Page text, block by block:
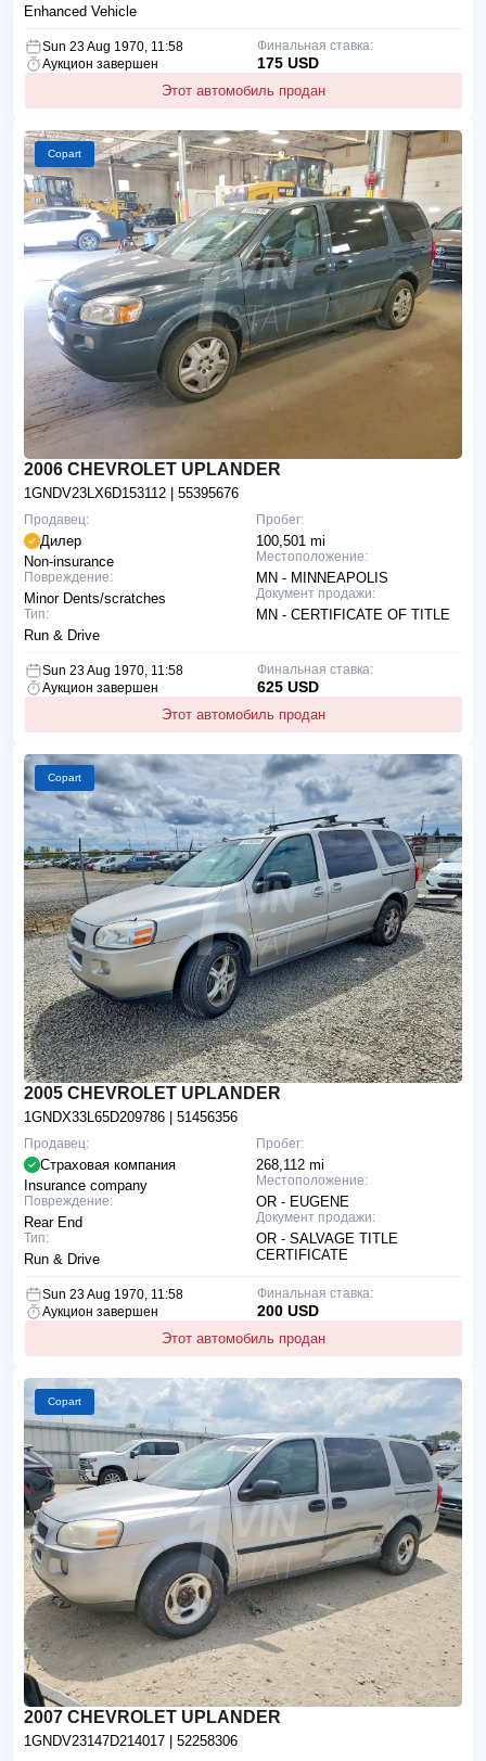
Enhanced Vehicle
Sun 23 Aug 1970, 11:58
Аукцион завершен
Этот автомобиль продан
Финальная ставка:
175 USD
Copart
2006 CHEVROLET UPLANDER
1GNDV23LX6D153112 | 55395676
Пробег:
100,501 mi
Местоположение:
MN - MINNEAPOLIS
Документ продажи:
MN - CERTIFICATE OF TITLE
Продавец:
Дилер
Non-insurance
Повреждение:
Minor Dents/scratches
Тип:
Run & Drive
Sun 23 Aug 1970, 11:58
Аукцион завершен
Этот автомобиль продан
Финальная ставка:
625 USD
Copart
2005 CHEVROLET UPLANDER
1GNDX33L65D209786 | 51456356
Пробег:
268,112 mi
Местоположение:
OR - EUGENE
Документ продажи:
OR - SALVAGE TITLE
CERTIFICATE
Продавец:
Страховая компания
Insurance company
Повреждение:
Rear End
Тип:
Run & Drive
Sun 23 Aug 1970, 11:58
Аукцион завершен
Этот автомобиль продан
Финальная ставка:
200 USD
Copart
2007 CHEVROLET UPLANDER
1GNDV23147D214017 | 52258306